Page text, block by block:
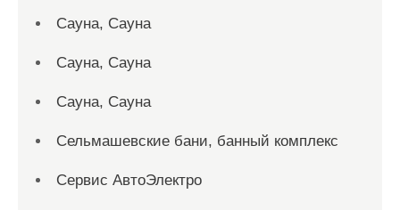
Сауна, Сауна
Сауна, Сауна
Сауна, Сауна
Сельмашевские бани, банный комплекс
Сервис АвтоЭлектро